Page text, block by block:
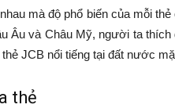
mà độ phổ biến của mỗi
và Châu Mỹ, người ta thích
JCB nổi tiếng tại đất nước
thẻ